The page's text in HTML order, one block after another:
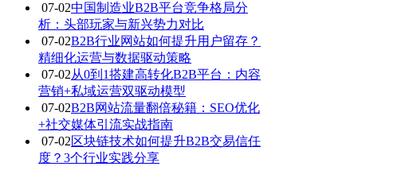
07-02中国制造业B2B平台竞争格局分
析：头部玩家与新兴势力对比
07-02B2B行业网站如何提升用户留存？
精细化运营与数据驱动策略
07-02从0到1搭建高转化B2B平台：内容
营销+私域运营双驱动模型
07-02B2B网站流量翻倍秘籍：SEO优化
+社交媒体引流实战指南
07-02区块链技术如何提升B2B交易信任
度？3个行业实践分享